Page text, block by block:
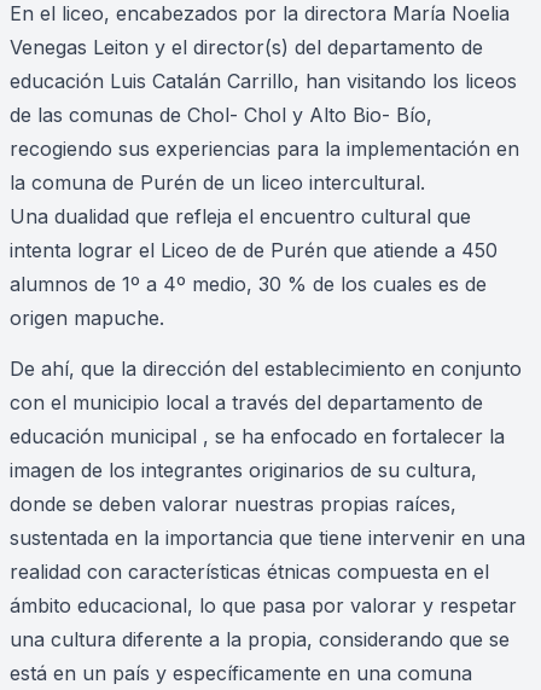
En el liceo, encabezados por la directora María Noelia
Venegas Leiton y el director(s) del departamento de
educación Luis Catalán Carrillo, han visitando los liceos
de las comunas de Chol- Chol y Alto Bio- Bío,
recogiendo sus experiencias para la implementación en
la comuna de Purén de un liceo intercultural.
Una dualidad que refleja el encuentro cultural que
intenta lograr el Liceo de de Purén que atiende a 450
alumnos de 1º a 4º medio, 30 % de los cuales es de
origen mapuche.
De ahí, que la dirección del establecimiento en conjunto
con el municipio local a través del departamento de
educación municipal , se ha enfocado en fortalecer la
imagen de los integrantes originarios de su cultura,
donde se deben valorar nuestras propias raíces,
sustentada en la importancia que tiene intervenir en una
realidad con características étnicas compuesta en el
ámbito educacional, lo que pasa por valorar y respetar
una cultura diferente a la propia, considerando que se
está en un país y específicamente en una comuna